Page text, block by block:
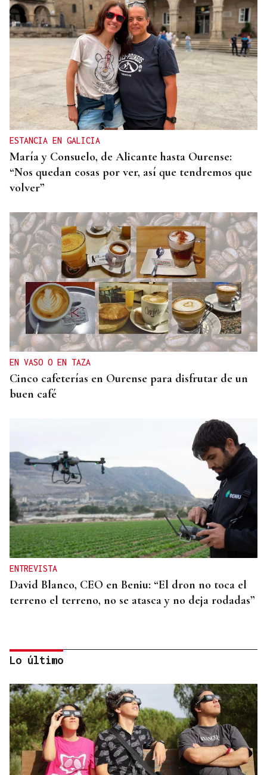
ESTANCIA EN GALICIA
María y Consuelo, de Alicante hasta Ourense:
“Nos quedan cosas por ver, así que tendremos que
volver”
EN VASO O EN TAZA
Cinco cafeterías en Ourense para disfrutar de un
buen café
ENTREVISTA
David Blanco, CEO en Beniu: “El dron no toca el
terreno el terreno, no se atasca y no deja rodadas”
Lo último